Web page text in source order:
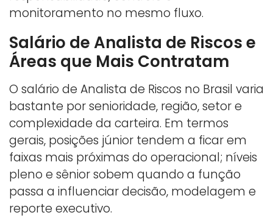
monitoramento no mesmo fluxo.
Salário de Analista de Riscos e
Áreas que Mais Contratam
O salário de Analista de Riscos no Brasil varia
bastante por senioridade, região, setor e
complexidade da carteira. Em termos
gerais, posições júnior tendem a ficar em
faixas mais próximas do operacional; níveis
pleno e sênior sobem quando a função
passa a influenciar decisão, modelagem e
reporte executivo.